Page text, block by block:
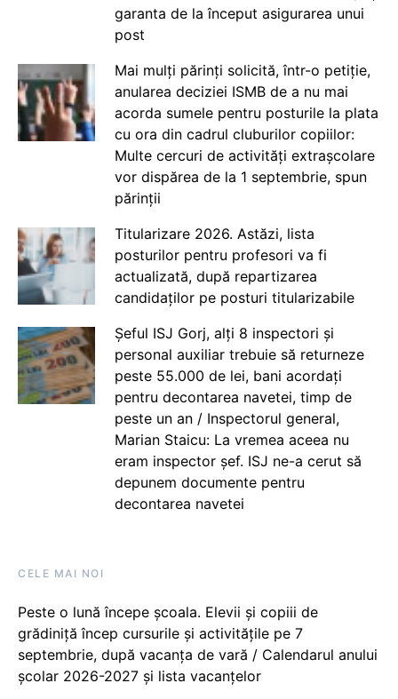
garanta de la început asigurarea unui
post
Mai mulți părinți solicită, într-o petiție,
anularea deciziei ISMB de a nu mai
acorda sumele pentru posturile la plata
cu ora din cadrul cluburilor copiilor:
Multe cercuri de activități extrașcolare
vor dispărea de la 1 septembrie, spun
părinții
Titularizare 2026. Astăzi, lista
posturilor pentru profesori va fi
actualizată, după repartizarea
candidaților pe posturi titularizabile
Șeful ISJ Gorj, alți 8 inspectori și
personal auxiliar trebuie să returneze
peste 55.000 de lei, bani acordați
pentru decontarea navetei, timp de
peste un an / Inspectorul general,
Marian Staicu: La vremea aceea nu
eram inspector șef. ISJ ne-a cerut să
depunem documente pentru
decontarea navetei
CELE MAI NOI
Peste o lună începe școala. Elevii și copiii de
grădiniță încep cursurile și activitățile pe 7
septembrie, după vacanța de vară / Calendarul anului
școlar 2026-2027 și lista vacanțelor